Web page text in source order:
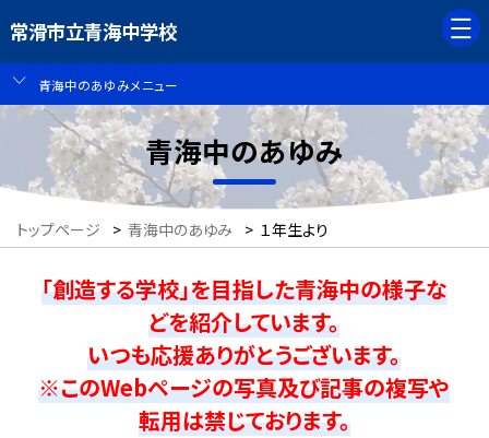
常滑市立青海中学校
青海中のあゆみメニュー
青海中のあゆみ
トップページ > 青海中のあゆみ > １年生より
「創造する学校」を目指した青海中の様子な
どを紹介しています。
いつも応援ありがとうございます。
※このWebページの写真及び記事の複写や
転用は禁じております。